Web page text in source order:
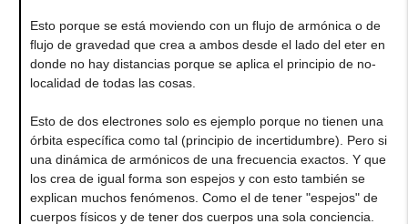
Esto porque se está moviendo con un flujo de armónica o de
flujo de gravedad que crea a ambos desde el lado del eter en
donde no hay distancias porque se aplica el principio de no-
localidad de todas las cosas.
Esto de dos electrones solo es ejemplo porque no tienen una
órbita específica como tal (principio de incertidumbre). Pero si
una dinámica de armónicos de una frecuencia exactos. Y que
los crea de igual forma son espejos y con esto también se
explican muchos fenómenos. Como el de tener "espejos" de
cuerpos físicos y de tener dos cuerpos una sola conciencia.